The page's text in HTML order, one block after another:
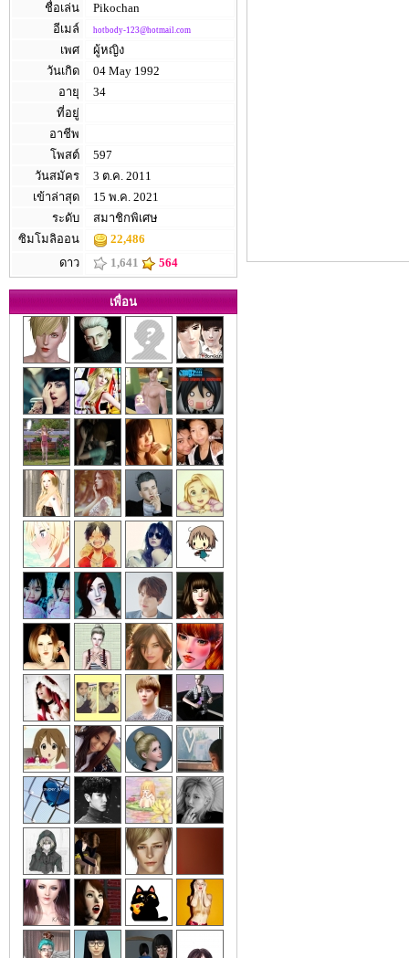
ชื่อเล่น
Pikochan
อีเมล์
hotbody-123@hotmail.com
เพศ
ผู้หญิง
วันเกิด
04 May 1992
อายุ
34
ที่อยู่
อาชีพ
โพสต์
597
วันสมัคร
3 ต.ค. 2011
เข้าล่าสุด
15 พ.ค. 2021
ระดับ
สมาชิกพิเศษ
ซิมโมลิออน
22,486
ดาว
1,641 564
เพื่อน